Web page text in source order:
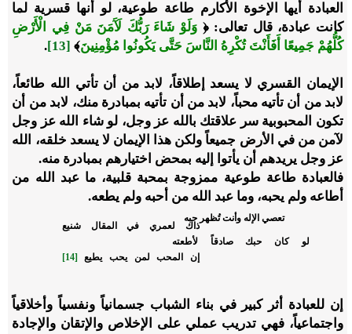
العبادة أيها الإخوة الأكارم طاعة طوعية، لو أنها قسرية لما
كانت عبادة، قال تعالى: ﴿ وَلَوْ شَاءَ رَبُّكَ لَآَمَنَ مَنْ فِي الْأَرْضِ
كُلُّهُمْ جَمِيعًا أَفَأَنْتَ تُكْرِهُ النَّاسَ حَتَّى يَكُونُوا مُؤْمِنِينَ﴾ [13]
.
الإيمان القسري لا يسعد إطلاقاً، لابد من أن تأتي الله طائعاً،
لابد من أن تأتيه محباً، لابد من أن تأتيه بمبادرة منك، لابد من أن
تكون المحبوبية سر علاقتك بالله عز وجل، لو شاء الله عز وجل
لآمن من في الأرض جميعاً ولكن هذا الإيمان لا يسعد خلقه، الله
عز وجل يريدهم أن يأتوا إليه بمحض اختيارهم بمبادرة منه.
فالعبادة طاعة طوعية ممزوجة بمحبة قلبية، ما عبد الله من
أطاعه ولم يحبه، وما عبد الله من أحبه ولم يطعه.
تعصي الإله وأنت تُظهر حبه
ذاك لعمري في المقال شنيع
لو كان حبك صادقاً لأطعته
إن المحب لمن يحب يطيع
[14]
إن للعبادة أثر كبير في بناء الشباب جسمانياً ونفسياً وأخلاقياً
واجتماعياً، فهي تدريب عملي على الإخلاص والإتقان والإجادة